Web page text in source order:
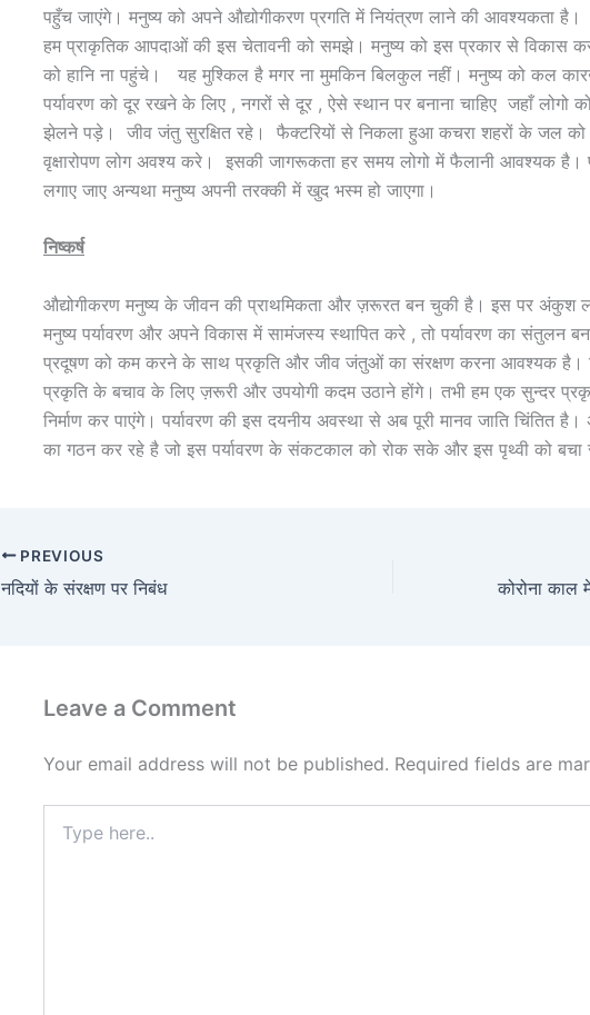
पहुँच जाएंगे। मनुष्य को अपने औद्योगीकरण प्रगति में नियंत्रण लाने की आवश्यकता
हम प्राकृतिक आपदाओं की इस चेतावनी को समझे। मनुष्य को इस प्रकार से विकास
को हानि ना पहुंचे। यह मुश्किल है मगर ना मुमकिन बिलकुल नहीं। मनुष्य को कल
पर्यावरण को दूर रखने के लिए , नगरों से दूर , ऐसे स्थान पर बनाना चाहिए जहाँ लोगो
झेलने पड़े। जीव जंतु सुरक्षित रहे। फैक्टरियों से निकला हुआ कचरा शहरों के जल को
वृक्षारोपण लोग अवश्य करे। इसकी जागरूकता हर समय लोगो में फैलानी आवश्यक है।
लगाए जाए अन्यथा मनुष्य अपनी तरक्की में खुद भस्म हो जाएगा।
निष्कर्ष
औद्योगीकरण मनुष्य के जीवन की प्राथमिकता और ज़रूरत बन चुकी है। इस पर अंकुश
मनुष्य पर्यावरण और अपने विकास में सामंजस्य स्थापित करे , तो पर्यावरण का संतुलन
प्रदूषण को कम करने के साथ प्रकृति और जीव जंतुओं का संरक्षण करना आवश्यक है।
प्रकृति के बचाव के लिए ज़रूरी और उपयोगी कदम उठाने होंगे। तभी हम एक सुन्दर
निर्माण कर पाएंगे। पर्यावरण की इस दयनीय अवस्था से अब पूरी मानव जाति चिंतित है।
का गठन कर रहे है जो इस पर्यावरण के संकटकाल को रोक सके और इस पृथ्वी को
PREVIOUS
नदियों के संरक्षण पर निबंध कोरोना काल
Leave a Comment
Your email address will not be published. Required fields are
here..